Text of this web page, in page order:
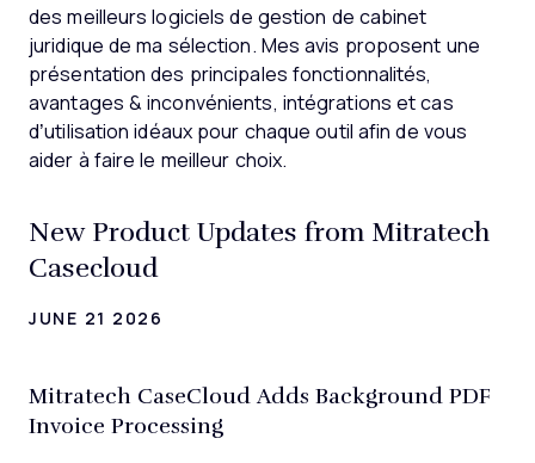
des meilleurs logiciels de gestion de cabinet
juridique de ma sélection. Mes avis proposent une
présentation des principales fonctionnalités,
avantages & inconvénients, intégrations et cas
d’utilisation idéaux pour chaque outil afin de vous
aider à faire le meilleur choix.
New Product Updates from Mitratech
Casecloud
JUNE 21 2026
Mitratech CaseCloud Adds Background PDF
Invoice Processing